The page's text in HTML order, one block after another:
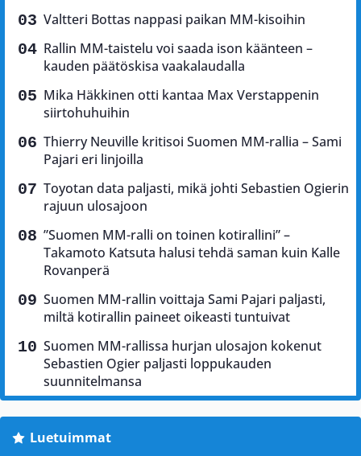
Valtteri Bottas nappasi paikan MM-kisoihin
Rallin MM-taistelu voi saada ison käänteen –
kauden päätöskisa vaakalaudalla
Mika Häkkinen otti kantaa Max Verstappenin
siirtohuhuihin
Thierry Neuville kritisoi Suomen MM-rallia – Sami
Pajari eri linjoilla
Toyotan data paljasti, mikä johti Sebastien Ogierin
rajuun ulosajoon
”Suomen MM-ralli on toinen kotirallini” –
Takamoto Katsuta halusi tehdä saman kuin Kalle
Rovanperä
Suomen MM-rallin voittaja Sami Pajari paljasti,
miltä kotirallin paineet oikeasti tuntuivat
Suomen MM-rallissa hurjan ulosajon kokenut
Sebastien Ogier paljasti loppukauden
suunnitelmansa
Luetuimmat